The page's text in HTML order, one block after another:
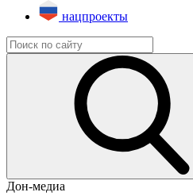
нацпроекты
Дон-медиа